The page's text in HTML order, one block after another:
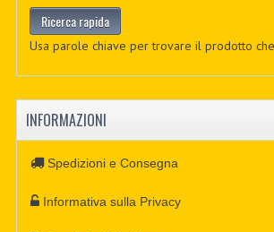
Usa parole chiave per trovare il prodotto
INFORMAZIONI
Spedizioni e Consegna
Informativa sulla Privacy